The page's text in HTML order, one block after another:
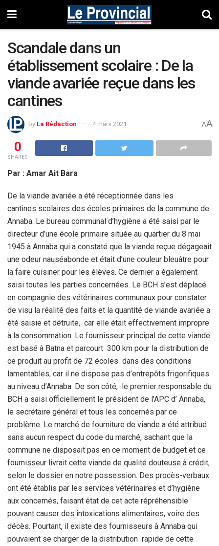
Scandale dans un
établissement scolaire : De la
viande avariée reçue dans les
cantines
by La Rédaction 4 mars 2021 AA
0
SHARES
Par : Amar Ait Bara
De la viande avariée a été réceptionnée dans les
cantines scolaires des écoles primaires de la commune de
Annaba. Le bureau communal d’hygiène a été saisi par le
directeur d’une école primaire située au quartier du 8 mai
1945 à Annaba qui a constaté que la viande reçue dégageait
une odeur nauséabonde et était d’une couleur bleuâtre pour
la faire cuisiner pour les élèves. Ce dernier a également
saisi toutes les parties concernées. Le BCH s’est déplacé
en compagnie des vétérinaires communaux pour constater
de visu la réalité des faits et la quantité de viande avariée a
été saisie et détruite, car elle était effectivement impropre
à la consommation. Le fournisseur principal de cette viande
est basé à Batna et parcourt 300 km pour la distribution de
ce produit au profit de 72 écoles dans des conditions
lamentables, car il ne dispose pas d’entrepôts frigorifiques
au niveau d’Annaba. De son côté, le premier responsable du
BCH a saisi officiellement le président de l’APC d’ Annaba,
le secrétaire général et tous les concernés par ce
problème. Le marché de fourniture de viande a été attribué
sans aucun respect du code du marché, sachant que la
commune ne disposait pas en ce moment de budget et ce
fournisseur livrait cette viande de qualité douteuse à crédit,
selon le dossier en notre possession. Des procès-verbaux
ont été établis par les services vétérinaires et d’hygiène
aux concernés, faisant état de cet acte répréhensible
pouvant causer des intoxications alimentaires, voire des
décès. Pourtant, il existe des fournisseurs à Annaba qui
pouvaient se charger de la distribution rapide de cette